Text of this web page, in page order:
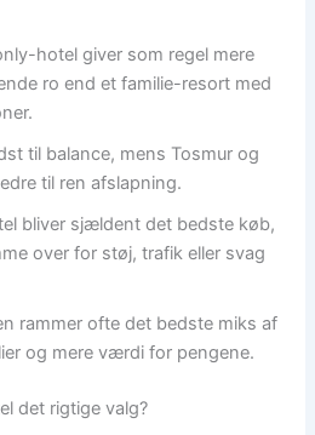
hotel giver som regel mere
ro end et familie-resort med
til balance, mens Tosmur og
til ren afslapning.
bliver sjældent det bedste køb,
over for støj, trafik eller svag
rammer ofte det bedste miks af
og mere værdi for pengene.
det rigtige valg?